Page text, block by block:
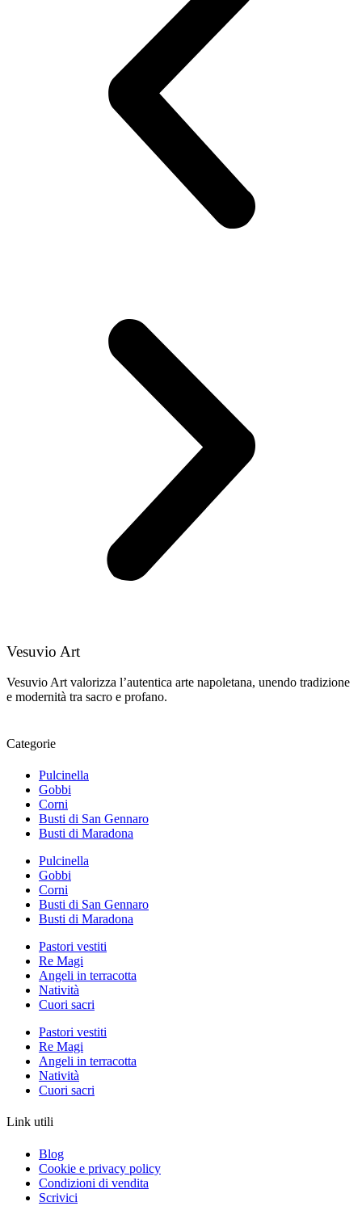
Vesuvio Art
Vesuvio Art valorizza l’autentica arte napoletana, unendo tradizione
e modernità tra sacro e profano.
Categorie
Pulcinella
Gobbi
Corni
Busti di San Gennaro
Busti di Maradona
Pulcinella
Gobbi
Corni
Busti di San Gennaro
Busti di Maradona
Pastori vestiti
Re Magi
Angeli in terracotta
Natività
Cuori sacri
Pastori vestiti
Re Magi
Angeli in terracotta
Natività
Cuori sacri
Link utili
Blog
Cookie e privacy policy
Condizioni di vendita
Scrivici